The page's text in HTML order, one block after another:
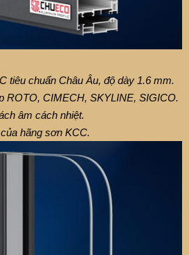
tiêu chuẩn Châu Âu, độ dày 1.6 mm.
ROTO, CIMECH, SKYLINE, SIGICO.
âm cách nhiệt.
hãng sơn KCC.